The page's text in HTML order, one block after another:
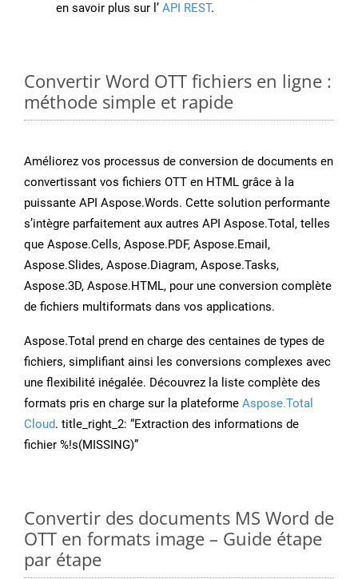
en savoir plus sur l’ API REST.
Convertir Word OTT fichiers en ligne :
méthode simple et rapide
Améliorez vos processus de conversion de documents en
convertissant vos fichiers OTT en HTML grâce à la
puissante API Aspose.Words. Cette solution performante
s’intègre parfaitement aux autres API Aspose.Total, telles
que Aspose.Cells, Aspose.PDF, Aspose.Email,
Aspose.Slides, Aspose.Diagram, Aspose.Tasks,
Aspose.3D, Aspose.HTML, pour une conversion complète
de fichiers multiformats dans vos applications.
Aspose.Total prend en charge des centaines de types de
fichiers, simplifiant ainsi les conversions complexes avec
une flexibilité inégalée. Découvrez la liste complète des
formats pris en charge sur la plateforme Aspose.Total
Cloud. title_right_2: “Extraction des informations de
fichier %!s(MISSING)”
Convertir des documents MS Word de
OTT en formats image – Guide étape
par étape